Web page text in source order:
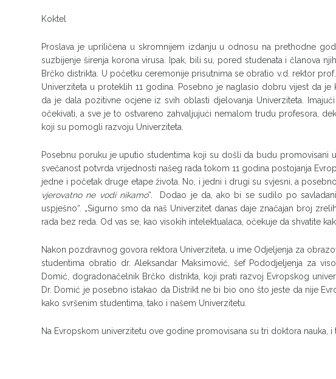
Koktel
Proslava je upriličena u skromnijem izdanju u odnosu na prethodne
suzbijenje širenja korona virusa. Ipak, bili su, pored studenata i članova
Brčko distrikta. U početku ceremonije prisutnima se obratio v.d. rektor
Univerziteta u proteklih 11 godina. Posebno je naglasio dobru vijest da
da je dala pozitivne ocjene iz svih oblasti djelovanja Univerziteta.
očekivati, a sve je to ostvareno zahvaljujući nemalom trudu profesora,
koji su pomogli razvoju Univerziteta.
Posebnu poruku je uputio studentima koji su došli da budu promovisani
svečanost potvrda vrijednosti našeg rada tokom 11 godina postojanja
jedne i početak druge etape života. No, i jedni i drugi su svjesni, a
vjerovatno ne vodi nikamo“. Dodao je da, ako bi se sudilo po
uspješno“. „Sigurno smo da naš Univerzitet danas daje značajan broj
rada bez reda. Od vas se, kao visokih intelektualaca, očekuje da shvatite
Nakon pozdravnog govora rektora Univerziteta, u ime Odjeljenja za
studentima obratio dr. Aleksandar Maksimović, šef Pododjeljenja za
Domić, dogradonačelnik Brčko distrikta, koji prati razvoj Evropskog
Dr. Domić je posebno istakao da Distrikt ne bi bio ono što jeste da nije
kako svršenim studentima, tako i našem Univerzitetu.
Na Evropskom univerzitetu ove godine promovisana su tri doktora nauka, i